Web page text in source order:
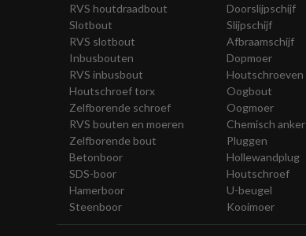
RVS houtdraadbout
Slotbout
RVS slotbout
Inbusbouten
RVS inbusbout
Houtschroef torx
Zelfborende schroef
RVS bouten en moeren
Zelfborende bout
Betonboor
SDS-boor
Hamerboor
Steenboor
Doorslijpschijf
Slijpschijf
Afbraamschijf
Dopmoer
Houtschroeven
Oogbout
Oogmoer
Chemisch anker
Pluggen
Hollewandplug
Houtschroef
U-beugel
Kooimoer